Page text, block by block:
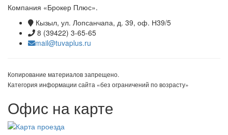
Компания «Брокер Плюс».
Кызыл, ул. Лопсанчапа, д. 39, оф. Н39/5
8 (39422) 3-65-65
mail@tuvaplus.ru
Копирование материалов запрещено.
Категория информации сайта «без ограничений по возрасту»
Офис на карте